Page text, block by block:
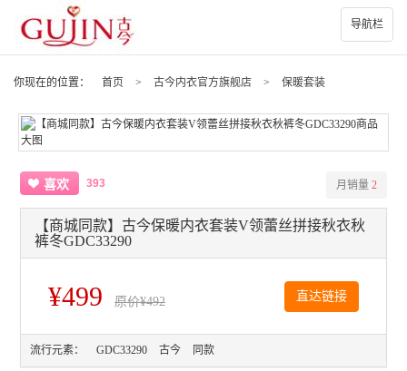
导航栏
你现在的位置： 首页 > 古今内衣官方旗舰店 > 保暖套装
喜欢 393 月销量 2
【商城同款】古今保暖内衣套装V领蕾丝拼接秋衣秋
裤冬GDC33290
¥499 原价¥492 直达链接
流行元素： GDC33290 古今 同款